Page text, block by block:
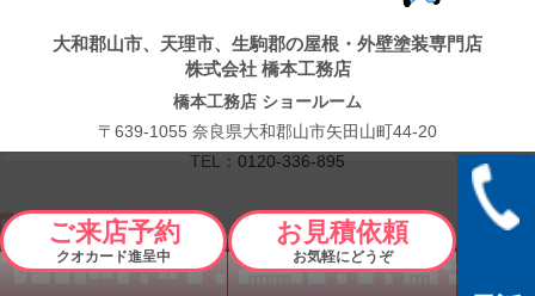
大和郡山市、天理市、生駒郡の屋根・外壁塗装専門店
株式会社 橋本工務店
橋本工務店 ショールーム
〒639-1055 奈良県大和郡山市矢田山町44-20
TEL： 0120-336-895
Copyright © 2026 橋本工務店. All Rights Reserved.
ご来店予約
クオカード進呈中
お見積依頼
お気軽にどうぞ